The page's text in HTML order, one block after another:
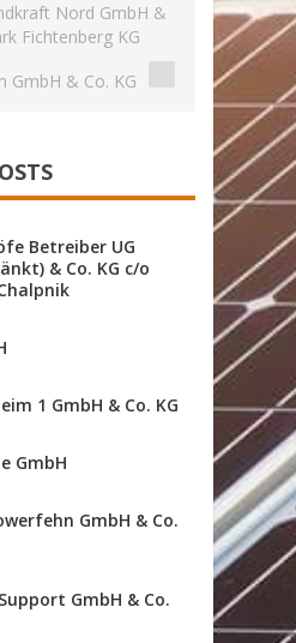
Nord GmbH &
Fichtenberg KG
GmbH & Co. KG
Betreiber UG
& Co. KG c/o
1 GmbH & Co. KG
GmbH
GmbH & Co.
GmbH & Co.